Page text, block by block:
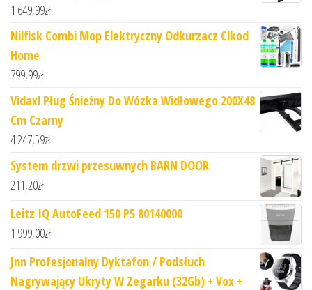
1 649,99zł
Nilfisk Combi Mop Elektryczny Odkurzacz Clkod
Home
799,99zł
Vidaxl Pług Śnieżny Do Wózka Widłowego 200X48
Cm Czarny
4 247,59zł
System drzwi przesuwnych BARN DOOR
211,20zł
Leitz IQ AutoFeed 150 P5 80140000
1 999,00zł
Jnn Profesjonalny Dyktafon / Podsłuch
Nagrywający Ukryty W Zegarku (32Gb) + Vox +